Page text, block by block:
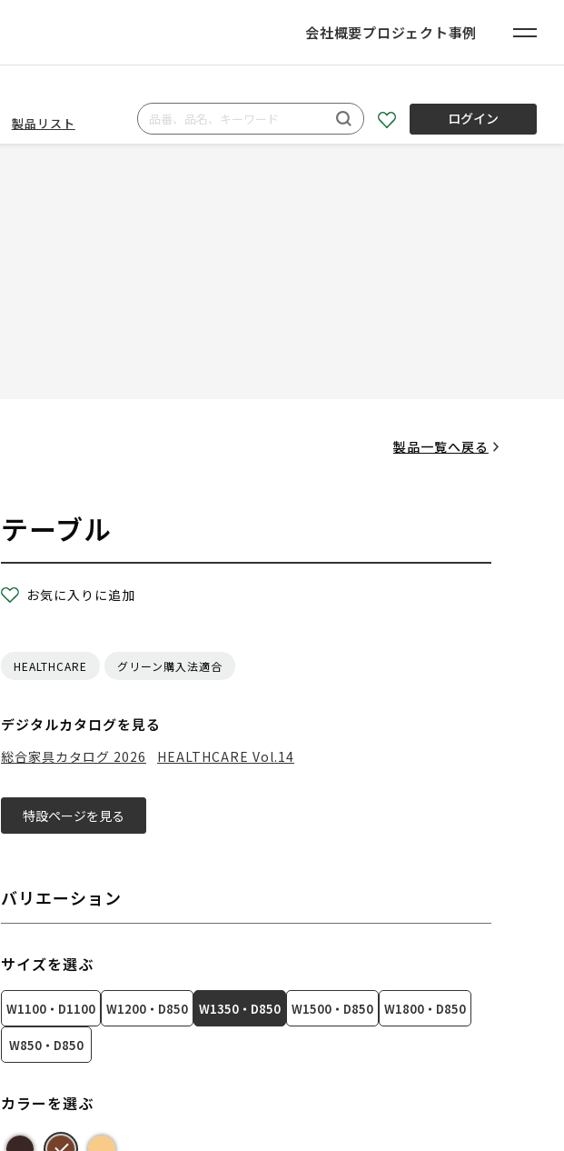
会社概要プロジェクト事例
製品リスト ログイン
製品一覧へ戻る
テーブル
お気に入りに追加
HEALTHCARE グリーン購入法適合
デジタルカタログを見る
総合家具カタログ 2026 HEALTHCARE Vol.14
特設ページを見る
バリエーション
サイズを選ぶ
W1100・D1100 W1200・D850 W1350・D850 W1500・D850 W1800・D850
W850・D850
カラーを選ぶ